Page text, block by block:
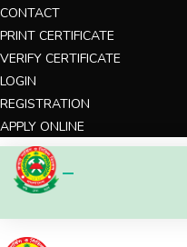
CONTACT
PRINT CERTIFICATE
VERIFY CERTIFICATE
LOGIN
REGISTRATION
APPLY ONLINE